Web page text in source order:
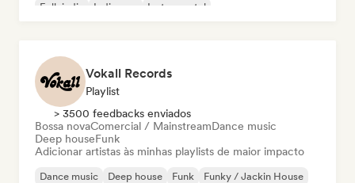
Folk indie
Indie pop Instrumental
Vokall Records
Playlist
> 3500 feedbacks enviados
Bossa novaComercial / MainstreamDance music
Deep houseFunk
Adicionar artistas às minhas playlists de maior impacto
Dance music Deep house Funk
Funky / Jackin House